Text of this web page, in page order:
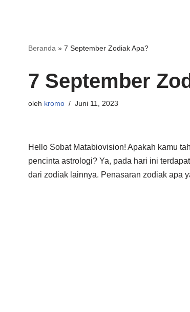
Beranda » 7 September Zodiak Apa?
7 September
oleh kromo Juni 11, 2023
Hello Sobat Matabiovision! Apakah kamu
pencinta astrologi? Ya, pada hari ini
dari zodiak lainnya. Penasaran zodiak apa